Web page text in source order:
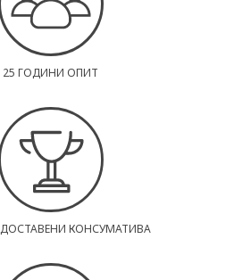
25 ГОДИНИ ОПИТ
ДОСТАВЕНИ КОНСУМАТИВА